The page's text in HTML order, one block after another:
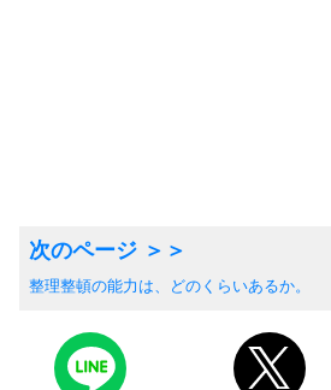
整理整頓の能力は、どのくらいあるか。